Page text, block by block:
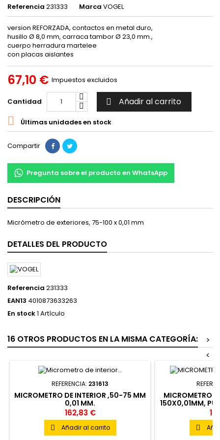
Referencia 231333 Marca VOGEL
version REFORZADA, contactos en metal duro,
husillo Ø 8,0 mm, carraca tambor Ø 23,0 mm.,
cuerpo herradura martelee
con placas aislantes
67,10 € Impuestos excluidos
Cantidad  Añadir al carrito
 Últimas unidades en stock
Compartir
Pregunta sobre el producto en WhatsApp
DESCRIPCIÓN
Micrómetro de exteriores, 75-100 x 0,01 mm
DETALLES DEL PRODUCTO
Referencia 231333
EAN13 4010873633263
En stock1 Artículo
16 OTROS PRODUCTOS EN LA MISMA CATEGORÍA:
>
<
REFERENCIA: 231613
MICROMETRO DE INTERIOR ,50-75 MM
0,01 MM.
162,83 €
 Añadir al carrito
MICROMETRO
150X0,01MM,
6 VARILLAS DE
